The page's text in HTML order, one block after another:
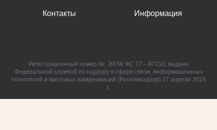
Контакты Информация
Регистрационный номер №: ЭЛ № ФС 77 – 87210, выдано
Федеральной службой по надзору в сфере связи, информационных
технологий и массовых коммуникаций (Роскомнадзор) 27 апреля 2024
г.